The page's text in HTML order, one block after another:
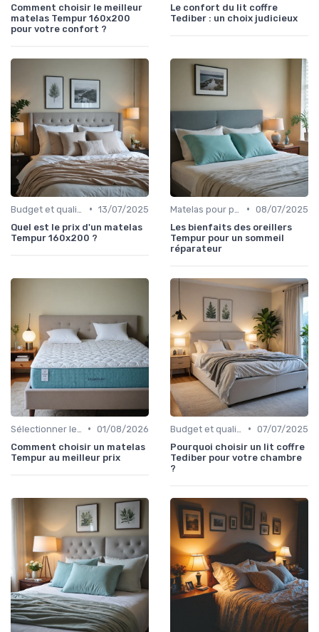
Comment choisir le meilleur
matelas Tempur 160x200
pour votre confort ?
Le confort du lit coffre
Tediber : un choix judicieux
• 13/07/2025
Quel est le prix d'un matelas
Tempur 160x200 ?
• 08/07/2025
Les bienfaits des oreillers
Tempur pour un sommeil
réparateur
• 01/08/2026
Comment choisir un matelas
Tempur au meilleur prix
• 07/07/2025
Pourquoi choisir un lit coffre
Tediber pour votre chambre
?